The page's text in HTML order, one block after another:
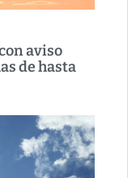
aviso
de hasta